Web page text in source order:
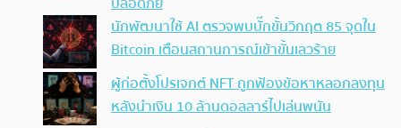
นักพัฒนาใช้ AI ตรวจพบบั๊กขั้นวิกฤต 85 จุดใน
Bitcoin เตือนสถานการณ์เข้าขั้นเลวร้าย
ผู้ก่อตั้งโปรเจกต์ NFT ถูกฟ้องข้อหาหลอกลงทุน
หลังนำเงิน 10 ล้านดอลลาร์ไปเล่นพนัน